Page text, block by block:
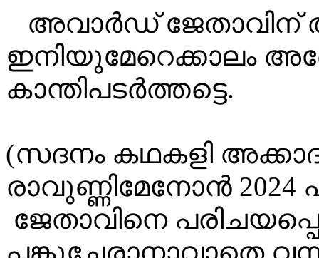
അവാർഡ്
ഇനിയുമേറെക്കാലം
കാന്തിപടർത്തട്ടെ.
(സദനം കഥകളി
രാവുണ്ണിമേനോൻ
ജേതാവിനെ
പങ്കുചേരാനാവാതെ